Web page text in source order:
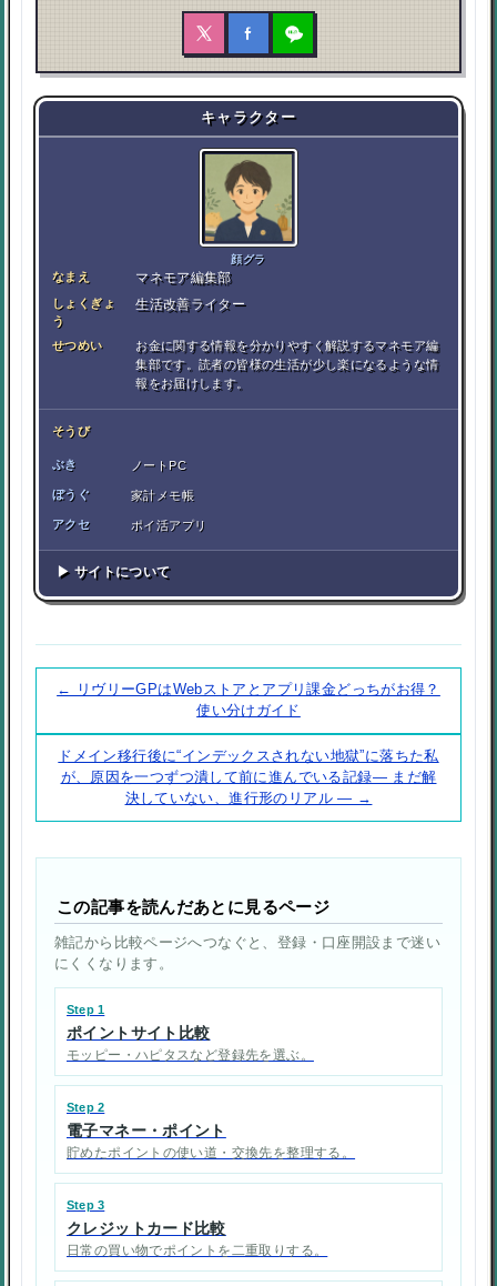
キャラクター
顔グラ
なまえ マネモア編集部
しょくぎょ
う
生活改善ライター
せつめい
お金に関する情報を分かりやすく解説するマネモア編
集部です。読者の皆様の生活が少し楽になるような情
報をお届けします。
そうび
ぶき ノートPC
ぼうぐ 家計メモ帳
アクセ ポイ活アプリ
▶ サイトについて
← リヴリーGPはWebストアとアプリ課金どっちがお得？
使い分けガイド
ドメイン移行後に“インデックスされない地獄”に落ちた私
が、原因を一つずつ潰して前に進んでいる記録― まだ解
決していない、進行形のリアル ― →
この記事を読んだあとに見るページ
雑記から比較ページへつなぐと、登録・口座開設まで迷い
にくくなります。
Step 1
ポイントサイト比較
モッピー・ハピタスなど登録先を選ぶ。
Step 2
電子マネー・ポイント
貯めたポイントの使い道・交換先を整理する。
Step 3
クレジットカード比較
日常の買い物でポイントを二重取りする。